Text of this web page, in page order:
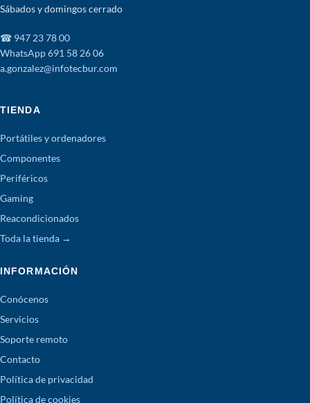
Sábados y domingos cerrado
☎ 947 23 78 00
WhatsApp 691 58 26 06
a.gonzalez@infotecbur.com
TIENDA
Portátiles y ordenadores
Componentes
Periféricos
Gaming
Reacondicionados
Toda la tienda →
INFORMACIÓN
Conócenos
Servicios
Soporte remoto
Contacto
Política de privacidad
Política de cookies